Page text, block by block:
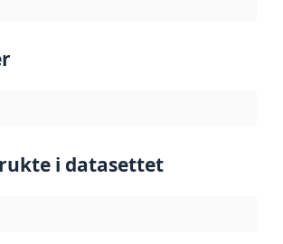
i datasettet